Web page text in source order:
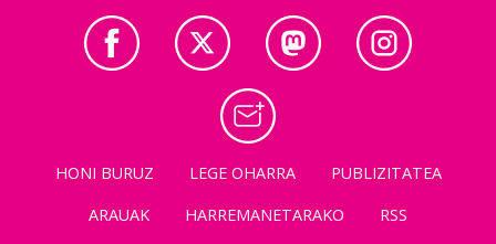
HONI BURUZ LEGE OHARRA
PUBLIZITATEA
ARAUAK
HARREMANETARAKO RSS